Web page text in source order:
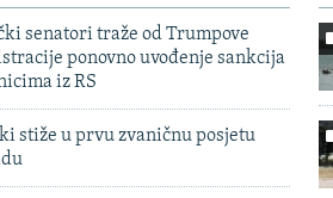
senatori traže od Trumpove
ponovno uvođenje sankcija
iz RS
stiže u prvu zvaničnu posjetu